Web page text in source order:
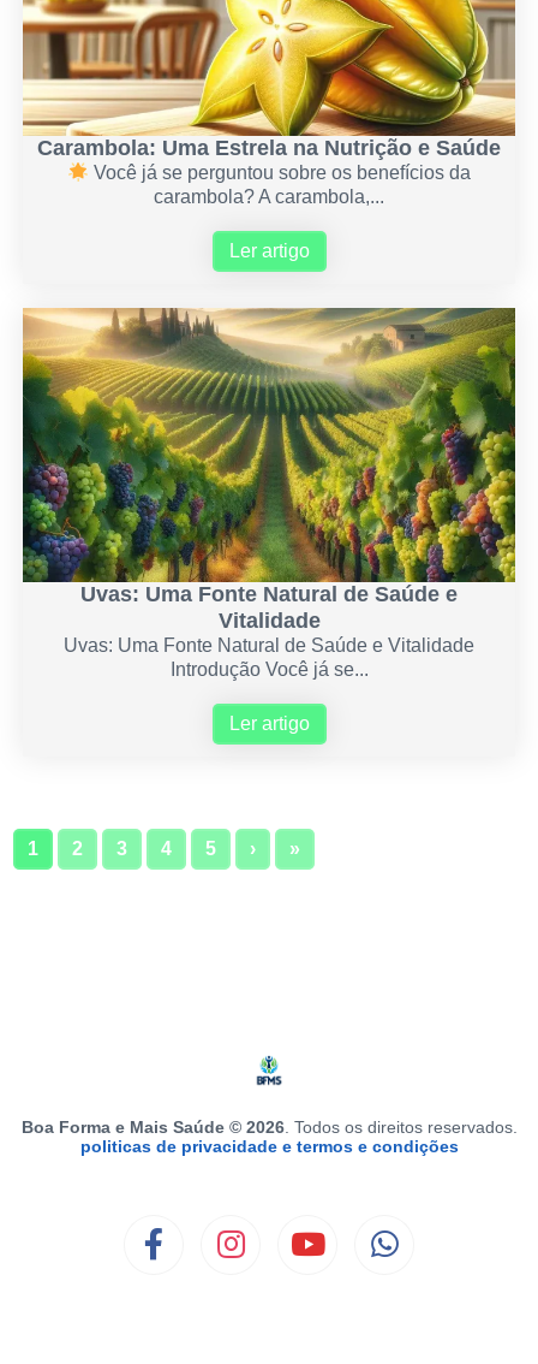
Carambola: Uma Estrela na Nutrição e Saúde
Você já se perguntou sobre os benefícios da
carambola? A carambola,...
Ler artigo
Uvas: Uma Fonte Natural de Saúde e
Vitalidade
Uvas: Uma Fonte Natural de Saúde e Vitalidade
Introdução Você já se...
Ler artigo
1 2 3 4 5 › »
Boa Forma e Mais Saúde © 2026. Todos os direitos reservados.
politicas de privacidade e termos e condições